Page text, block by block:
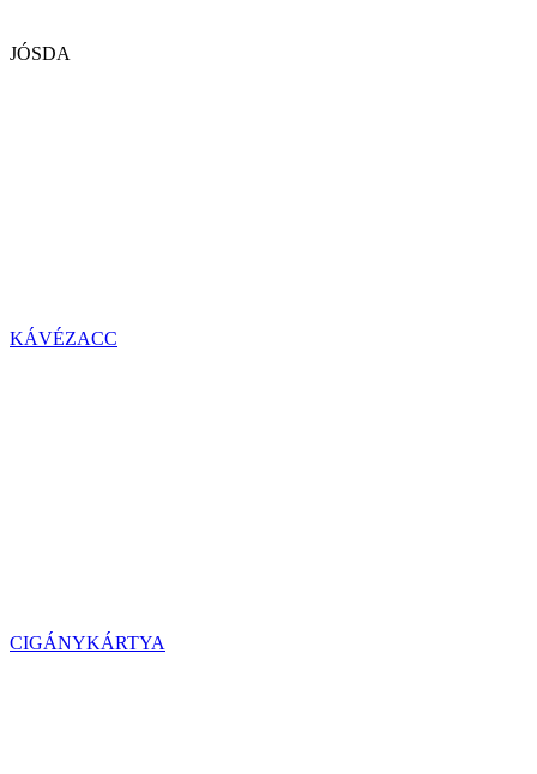
JÓSDA
KÁVÉZACC
CIGÁNYKÁRTYA